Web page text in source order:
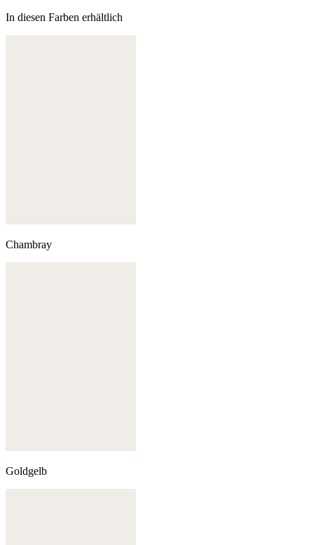
In diesen Farben erhältlich
Chambray
Goldgelb